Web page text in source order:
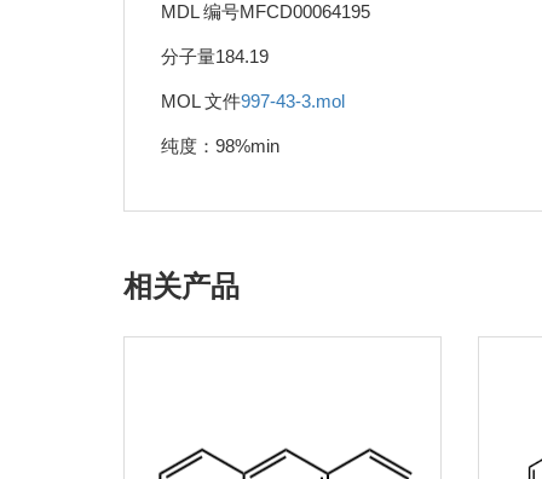
MDL 编号MFCD00064195
分子量184.19
MOL 文件997-43-3.mol
纯度：98%min
相关产品